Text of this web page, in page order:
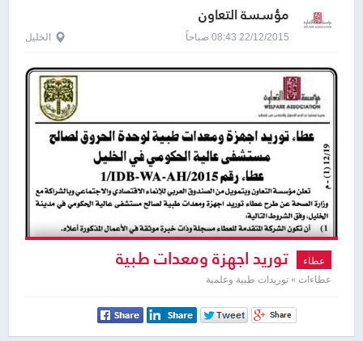
مؤسسة التعاون
22/12/2015 08:43 صباحاً الخليل
عطاء توريد اجهزة ومعدات طبية
عطاءات » توريدات طبية وعلمية